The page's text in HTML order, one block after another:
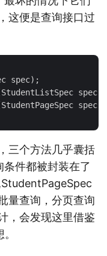
这便是查询接口过
spec);
spec);
spec);
三个方法几乎囊括
件都被封装在了
量查询，分页查询
，会发现这里借鉴